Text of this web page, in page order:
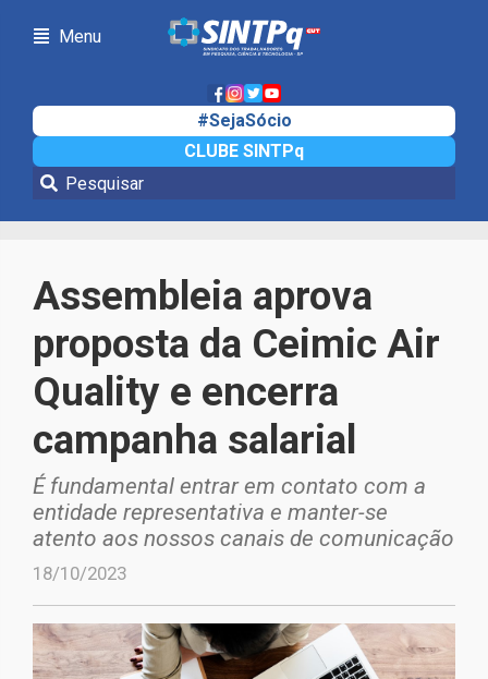
Menu
#SejaSócio
CLUBE SINTPq
Notícias
Assembleia aprova
proposta da Ceimic Air
Quality e encerra
campanha salarial
É fundamental entrar em contato com a
entidade representativa e manter-se
atento aos nossos canais de comunicação
18/10/2023